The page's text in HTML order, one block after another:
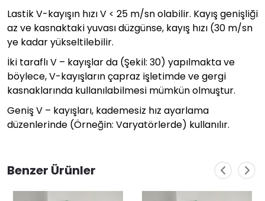
Lastik V-kayışın hızı V < 25 m/sn olabilir. Kayış genişliği
az ve kasnaktaki yuvası düzgünse, kayış hızı (30 m/sn
ye kadar yükseltilebilir.
İki taraflı V – kayışlar da (Şekil: 30) yapılmakta ve
böylece, V-kayışların çapraz işletimde ve gergi
kasnaklarında kullanılabilmesi mümkün olmuştur.
Geniş V – kayışları, kademesiz hız ayarlama
düzenlerinde (Örneğin: Varyatörlerde) kullanılır.
Benzer Ürünler